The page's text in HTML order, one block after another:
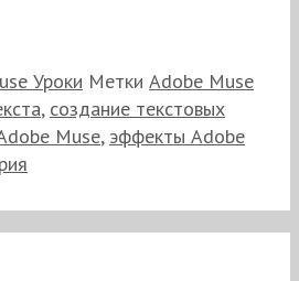
Уроки Метки Adobe Muse
, создание текстовых
Muse, эффекты Adobe